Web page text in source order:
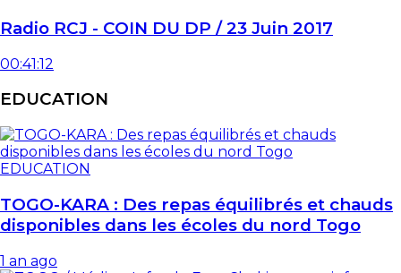
Radio RCJ - COIN DU DP / 23 Juin 2017
00:41:12
EDUCATION
EDUCATION
TOGO-KARA : Des repas équilibrés et chauds
disponibles dans les écoles du nord Togo
1 an ago